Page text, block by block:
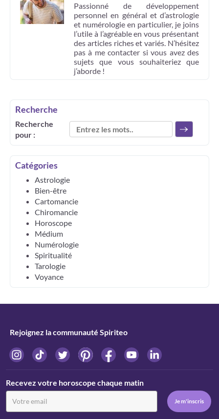
Passionné de développement
personnel en général et d’astrologie
et numérologie en particulier, je joins
l’utile à l’agréable en vous présentant
des articles riches et variés. N’hésitez
pas à me contacter si vous avez des
sujets que vous souhaiteriez que
j’aborde !
Recherche
Recherche
pour :
Catégories
Astrologie
Bien-être
Cartomancie
Chiromancie
Horoscope
Médium
Numérologie
Spiritualité
Tarologie
Voyance
Rejoignez la communauté Spiriteo
Recevez votre horoscope chaque matin